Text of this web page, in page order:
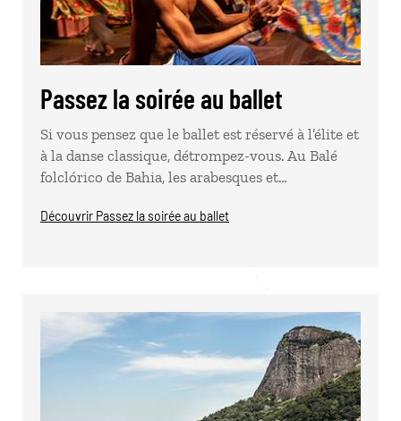
Passez la soirée au ballet
Si vous pensez que le ballet est réservé à l’élite et
à la danse classique, détrompez-vous. Au Balé
folclórico de Bahia, les arabesques et…
Découvrir Passez la soirée au ballet